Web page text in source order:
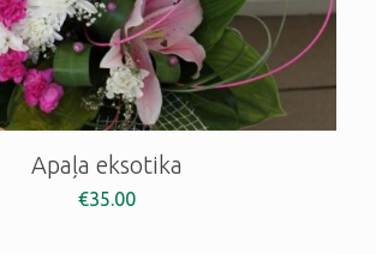
Apaļa eksotika
€35.00